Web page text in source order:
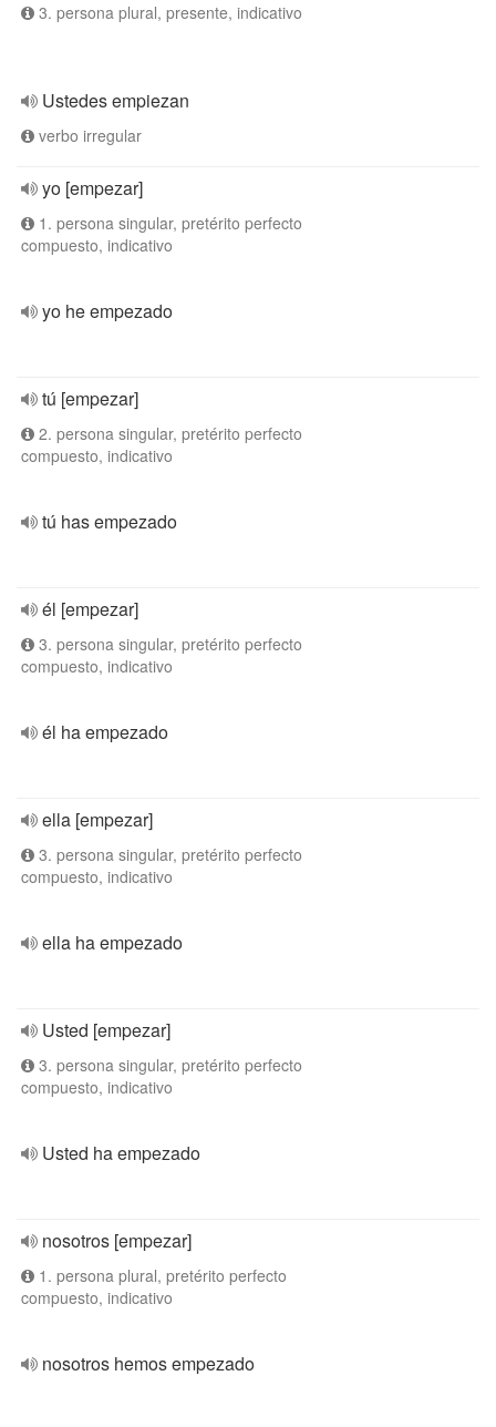
3. persona plural, presente, indicativo
Ustedes empiezan
verbo irregular
yo [empezar]
1. persona singular, pretérito perfecto
compuesto, indicativo
yo he empezado
tú [empezar]
2. persona singular, pretérito perfecto
compuesto, indicativo
tú has empezado
él [empezar]
3. persona singular, pretérito perfecto
compuesto, indicativo
él ha empezado
ella [empezar]
3. persona singular, pretérito perfecto
compuesto, indicativo
ella ha empezado
Usted [empezar]
3. persona singular, pretérito perfecto
compuesto, indicativo
Usted ha empezado
nosotros [empezar]
1. persona plural, pretérito perfecto
compuesto, indicativo
nosotros hemos empezado